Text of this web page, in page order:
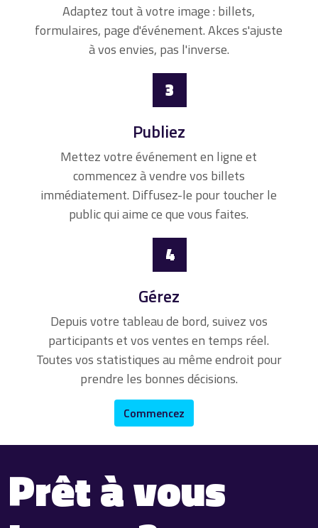
Adaptez tout à votre image : billets,
formulaires, page d'événement. Akces s'ajuste
à vos envies, pas l'inverse.
3
Publiez
Mettez votre événement en ligne et
commencez à vendre vos billets
immédiatement. Diffusez-le pour toucher le
public qui aime ce que vous faites.
4
Gérez
Depuis votre tableau de bord, suivez vos
participants et vos ventes en temps réel.
Toutes vos statistiques au même endroit pour
prendre les bonnes décisions.
Commencez
Prêt à vous